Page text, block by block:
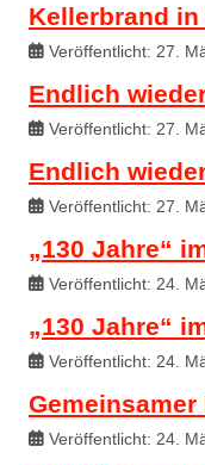
Kellerbrand
Veröffentlicht: 27.
Endlich
Veröffentlicht: 27.
Endlich
Veröffentlicht: 27.
„130 Jahre“
Veröffentlicht: 24.
„130 Jahre“
Veröffentlicht: 24.
Veröffentlicht: 24.